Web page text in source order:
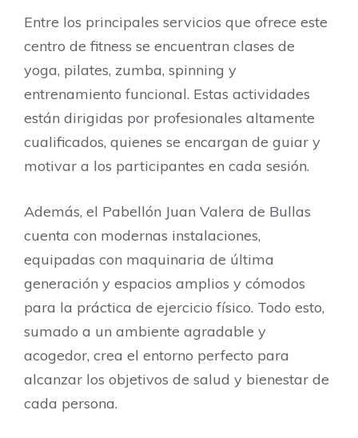
Entre los principales servicios que ofrece este
centro de fitness se encuentran clases de
yoga, pilates, zumba, spinning y
entrenamiento funcional. Estas actividades
están dirigidas por profesionales altamente
cualificados, quienes se encargan de guiar y
motivar a los participantes en cada sesión.
Además, el Pabellón Juan Valera de Bullas
cuenta con modernas instalaciones,
equipadas con maquinaria de última
generación y espacios amplios y cómodos
para la práctica de ejercicio físico. Todo esto,
sumado a un ambiente agradable y
acogedor, crea el entorno perfecto para
alcanzar los objetivos de salud y bienestar de
cada persona.